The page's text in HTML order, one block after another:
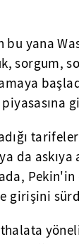
yana
sorgum,
da askıya
girişini